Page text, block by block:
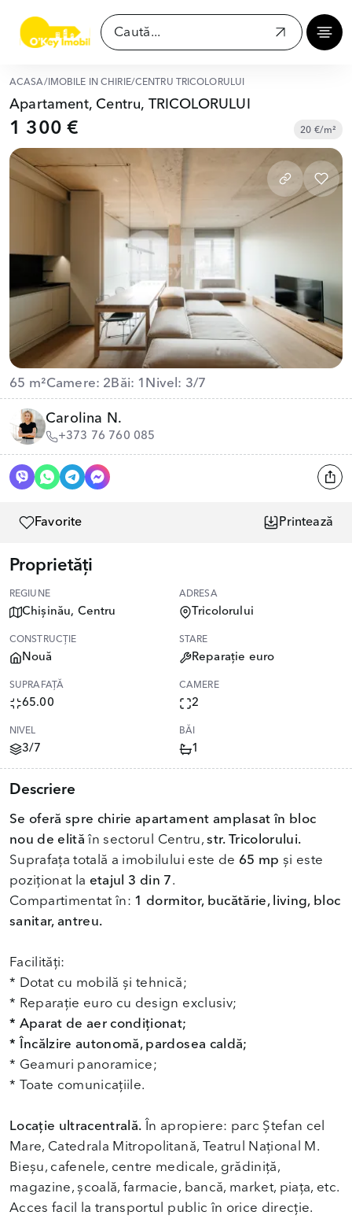
ACASĂ/ IMOBILE ÎN CHIRIE/CENTRU TRICOLORULUI
Apartament, Centru, TRICOLORULUI
1 300 € 20 €/m²
65 m²Camere: 2 Băi: 1 Nivel: 3/7
Carolina N.
+373 76 760 085
Favorite Printează
Proprietăți
REGIUNE
Chișinău, Centru
ADRESA
Tricolorului
CONSTRUCȚIE
Nouă
STARE
Reparație euro
SUPRAFAȚĂ
65.00
CAMERE
2
NIVEL
3/7
BĂI
1
Descriere
Se oferă spre chirie apartament amplasat în bloc
nou de elită în sectorul Centru,str. Tricolorului.
Suprafața totală a imobilului este de 65 mp și este
poziționat la etajul 3 din 7.
Compartimentat în: 1 dormitor, bucătărie, living, bloc
sanitar, antreu.
Facilități:
* Dotat cu mobilă și tehnică;
* Aparat de aer condiționat;
* Încălzire autonomă, pardosea caldă;
* Geamuri panoramice;
* Toate comunicațiile.
Locație ultracentrală. În apropiere: parc Ștefan cel
Mare, Catedrala Mitropolitană, Teatrul Național M.
Bieșu, cafenele, centre medicale, grădiniță,
magazine, școală, farmacie, bancă, market, piața, etc.
Acces facil la transportul public în orice direcție.